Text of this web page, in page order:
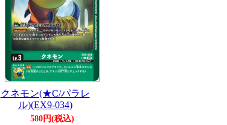
クネモン(★C/パラレ
ル)(EX9-034)
580円(税込)